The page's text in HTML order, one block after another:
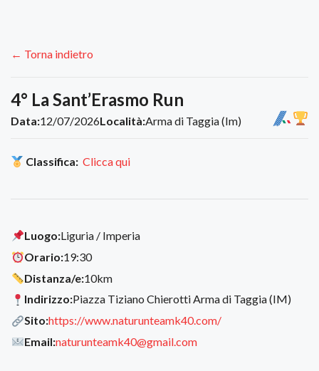
← Torna indietro
4° La Sant’Erasmo Run
Data:12/07/2026Località:Arma di Taggia (Im)
Classifica: Clicca qui
Luogo:Liguria / Imperia
Orario:19:30
Distanza/e:10km
Indirizzo:Piazza Tiziano Chierotti Arma di Taggia (IM)
Sito:https://www.naturunteamk40.com/
Email:naturunteamk40@gmail.com